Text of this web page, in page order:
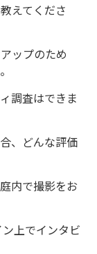
えてくださ
ップのため
調査はできま
、どんな評価
内で撮影をお
上でインタビ